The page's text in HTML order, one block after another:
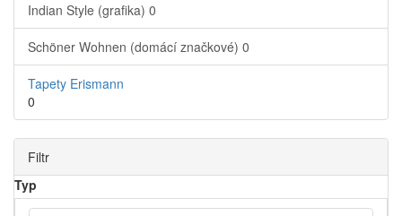
Indian Style (grafika) 0
Schöner Wohnen (domácí značkové) 0
Tapety Erismann
0
Filtr
Typ